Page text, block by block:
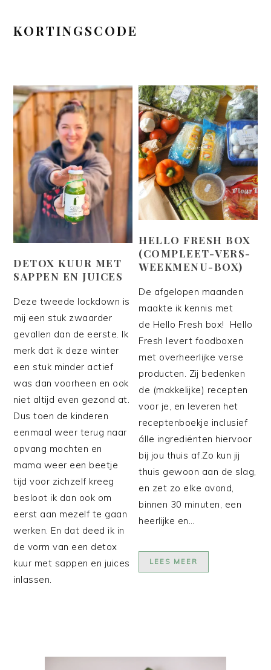
KORTINGSCODE
DETOX KUUR MET
SAPPEN EN JUICES
Deze tweede lockdown is
mij een stuk zwaarder
gevallen dan de eerste. Ik
merk dat ik deze winter
een stuk minder actief
was dan voorheen en ook
niet altijd even gezond at.
Dus toen de kinderen
eenmaal weer terug naar
opvang mochten en
mama weer een beetje
tijd voor zichzelf kreeg
besloot ik dan ook om
eerst aan mezelf te gaan
werken. En dat deed ik in
de vorm van een detox
kuur met sappen en juices
inlassen.
HELLO FRESH BOX
(COMPLEET-VERS-
WEEKMENU-BOX)
De afgelopen maanden
maakte ik kennis met
de Hello Fresh box! Hello
Fresh levert foodboxen
met overheerlijke verse
producten. Zij bedenken
de (makkelijke) recepten
voor je, en leveren het
receptenboekje inclusief
álle ingrediënten hiervoor
bij jou thuis af.Zo kun jij
thuis gewoon aan de slag,
en zet zo elke avond,
binnen 30 minuten, een
heerlijke en…
LEES MEER